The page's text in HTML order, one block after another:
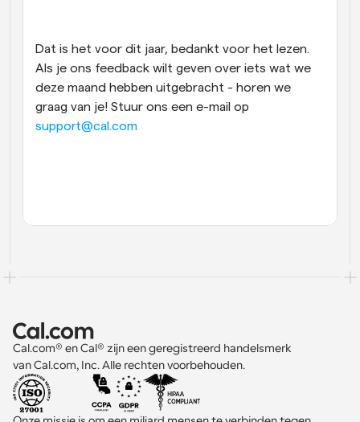
Dat is het voor dit jaar, bedankt voor het lezen.
Als je ons feedback wilt geven over iets wat we
deze maand hebben uitgebracht - horen we
support@cal.com
Cal.com® en Cal® zijn een geregistreerd handelsmerk
van Cal.com, Inc. Alle rechten voorbehouden.